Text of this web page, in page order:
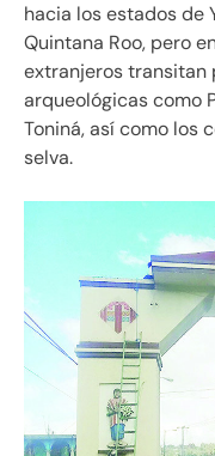
hacia los estados de
Quintana Roo, pero
extranjeros transitan
arqueológicas como
Toniná, así como los
selva.